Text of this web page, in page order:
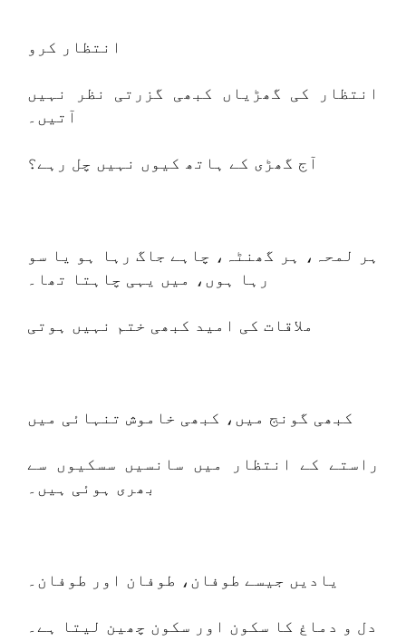
انتظار کرو
انتظار کی گھڑیاں کبھی گزرتی نظر نہیں
آتیں۔
آج گھڑی کے ہاتھ کیوں نہیں چل رہے؟
ہر لمحہ، ہر گھنٹہ، چاہے جاگ رہا ہو یا سو
رہا ہوں، میں یہی چاہتا تھا۔
ملاقات کی امید کبھی ختم نہیں ہوتی
کبھی گونج میں، کبھی خاموش تنہائی میں
راستے کے انتظار میں سانسیں سسکیوں سے
بھری ہوئی ہیں۔
یادیں جیسے طوفان، طوفان اور طوفان۔
دل و دماغ کا سکون اور سکون چھین لیتا ہے۔